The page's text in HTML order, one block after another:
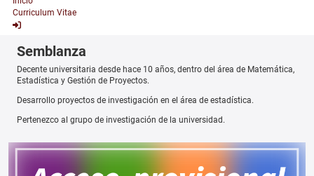
Curriculum Vitae
Semblanza
Decente universitaria desde hace 10 años, dentro del área de Matemática,
Estadística y Gestión de Proyectos.
Desarrollo proyectos de investigación en el área de estadística.
Pertenezco al grupo de investigación de la universidad.